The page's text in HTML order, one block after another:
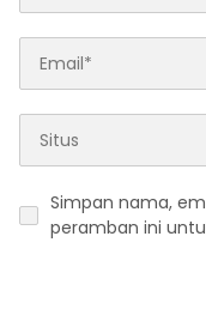
Simpan nama,
peramban ini